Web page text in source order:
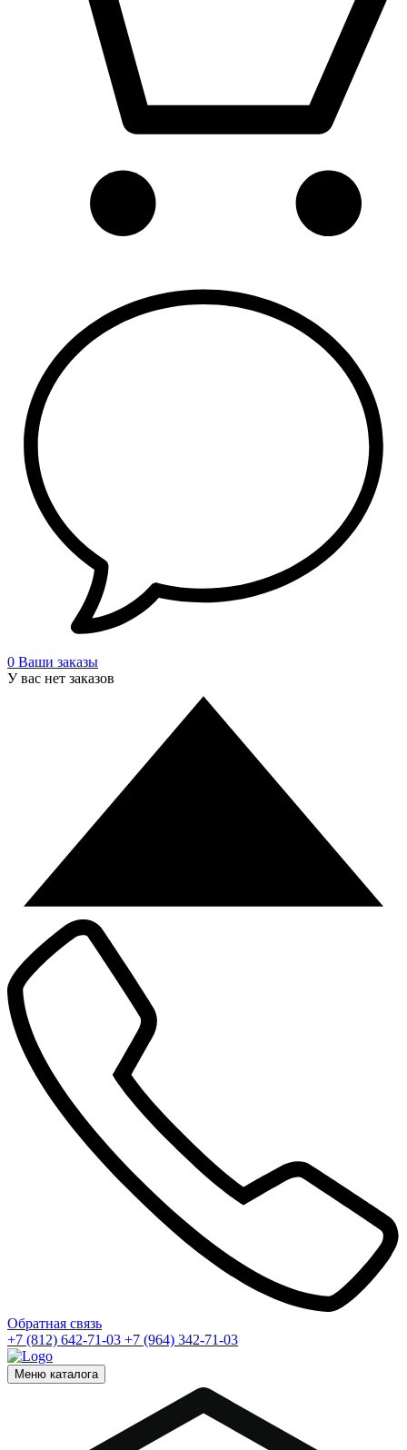
0 Ваши заказы
У вас нет заказов
Обратная связь
+7 (812) 642-71-03 +7 (964) 342-71-03
Меню каталога